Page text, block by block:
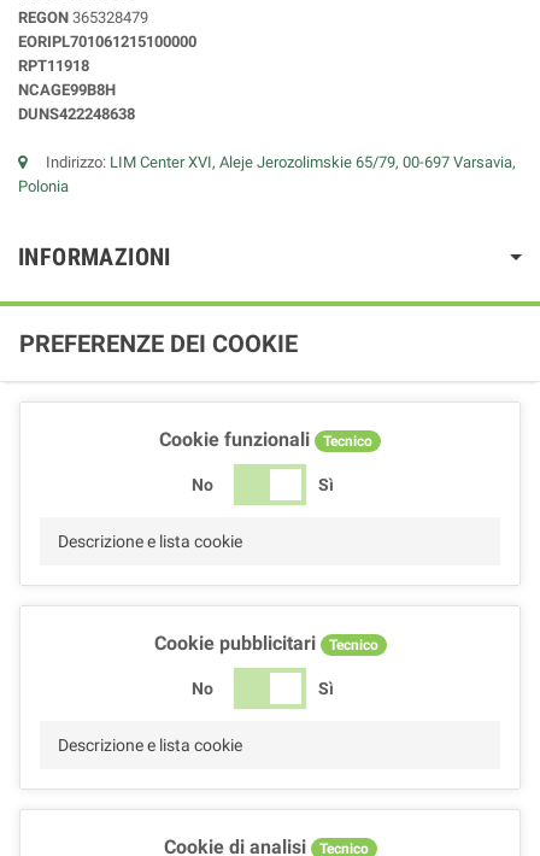
REGON 365328479
EORIPL701061215100000
RPT11918
NCAGE99B8H
DUNS422248638
Indirizzo: LIM Center XVI, Aleje Jerozolimskie 65/79, 00-697 Varsavia,
Polonia
INFORMAZIONI
PREFERENZE DEI COOKIE
Cookie funzionali Tecnico
No Sì
Descrizione e lista cookie
Cookie pubblicitari Tecnico
No Sì
Descrizione e lista cookie
Cookie di analisi Tecnico